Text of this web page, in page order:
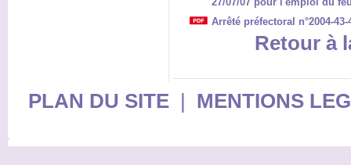
Arrêté préfectoral n°2004-
Retour à
PLAN DU SITE| MENTIONS